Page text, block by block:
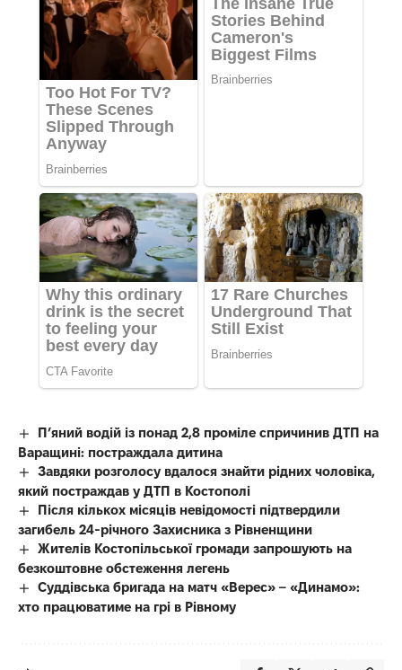
П’яний водій із понад 2,8 проміле спричинив ДТП на
Варащині: постраждала дитина
Завдяки розголосу вдалося знайти рідних чоловіка,
який постраждав у ДТП в Костополі
Після кількох місяців невідомості підтвердили
загибель 24-річного Захисника з Рівненщини
Жителів Костопільської громади запрошують на
безкоштовне обстеження легень
Суддівська бригада на матч «Верес» – «Динамо»:
хто працюватиме на грі в Рівному